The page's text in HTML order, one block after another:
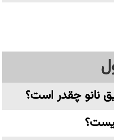
نانو چقدر است؟